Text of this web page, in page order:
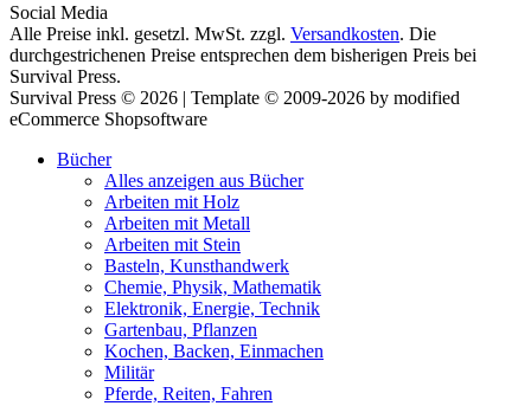
Social Media
Alle Preise inkl. gesetzl. MwSt. zzgl. Versandkosten. Die
durchgestrichenen Preise entsprechen dem bisherigen Preis bei
Survival Press.
Survival Press © 2026 | Template © 2009-2026 by modified
eCommerce Shopsoftware
Bücher
Alles anzeigen aus Bücher
Arbeiten mit Holz
Arbeiten mit Metall
Arbeiten mit Stein
Basteln, Kunsthandwerk
Chemie, Physik, Mathematik
Elektronik, Energie, Technik
Gartenbau, Pflanzen
Kochen, Backen, Einmachen
Militär
Pferde, Reiten, Fahren